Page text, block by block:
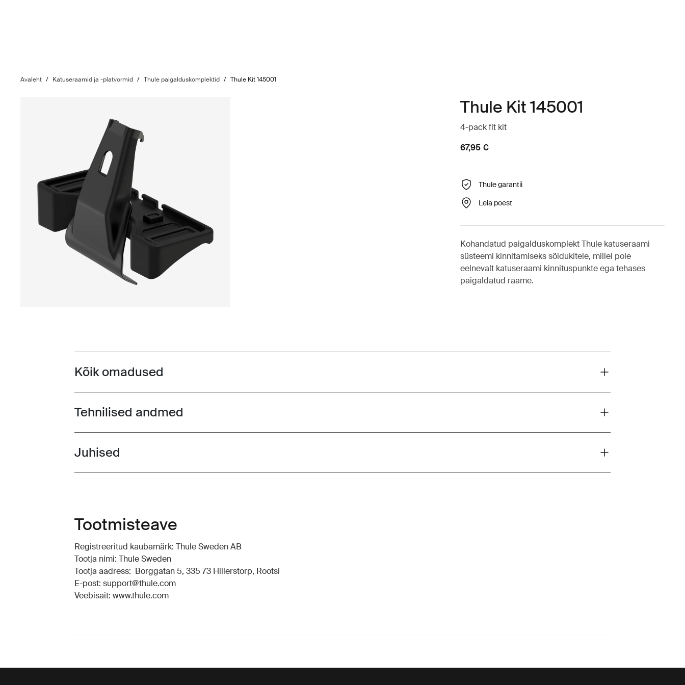
Avaleht / Katuseraamid ja -platvormid / Thule paigalduskomplektid / Thule Kit 145001
Thule Kit 145001
4-pack fit kit
67,95 €
Thule garantii
Leia poest
Kohandatud paigalduskomplekt Thule katuseraami
süsteemi kinnitamiseks sõidukitele, millel pole
eelnevalt katuseraami kinnituspunkte ega tehases
paigaldatud raame.
Toggle features
Kõik omadused
Toggle techspec
Tehnilised andmed
Toggle guides and instructions
Juhised
Tootmisteave
Registreeritud kaubamärk: Thule Sweden AB
Tootja nimi: Thule Sweden
Tootja aadress: Borggatan 5, 335 73 Hillerstorp, Rootsi
E-post: support@thule.com
Veebisait: www.thule.com